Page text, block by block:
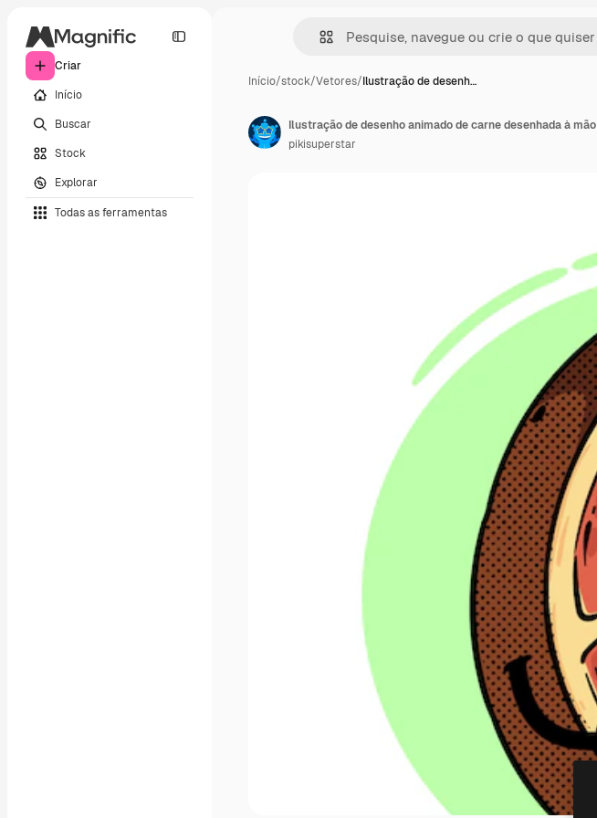
Criar
Início
Buscar
Stock
Explorar
Todas as ferramentas
Início/stock/Vetores/Ilustração de desenh…
Ilustração de desenho animado de carne desenhada à mão
pikisuperstar